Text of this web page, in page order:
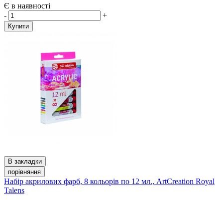
Є в наявності
-
+
Купити
В закладки
порівняння
Набір акрилових фарб, 8 кольорів по 12 мл., ArtCreation Royal
Talens